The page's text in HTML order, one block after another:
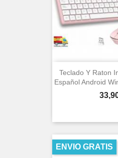
Teclado Y Raton
Español Android
ENVIO GRATIS